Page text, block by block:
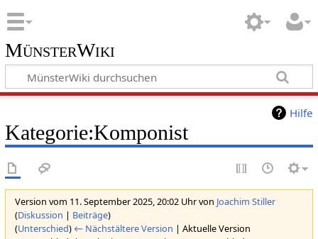
MünsterWiki
Hilfe
Kategorie:Komponist
Version vom 11. September 2025, 20:02 Uhr von Joachim Stiller
(Diskussion | Beiträge)
(Unterschied) ← Nächstältere Version | Aktuelle Version